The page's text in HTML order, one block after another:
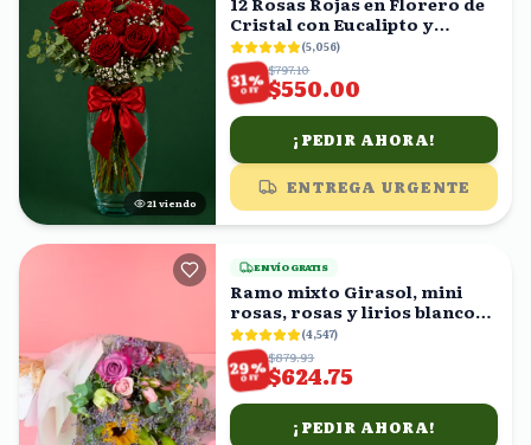
22 viendo
Cristal con Eucalipto y
Gypsophila
(5,056)
31%
OFF
$797.10
$550.00
¡PEDIR AHORA!
ENTREGA URGENTE
ENVÍO GRATIS
Ramo mixto Girasol, mini
rosas, rosas y lirios blancos
en ramo(4,547)
29%
OFF
$879.93
$624.75
¡PEDIR AHORA!